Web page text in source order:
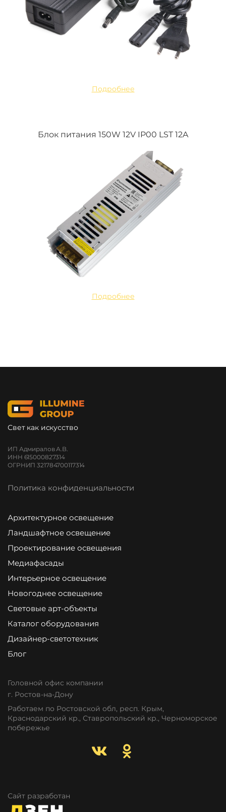
Подробнее
Блок питания 150W 12V IP00 LST 12A
Подробнее
Свет как искусство
ИП Адмиралов А.В.
ИНН 615000827314
ОГРНИП 321784700117314
Политика конфиденциальности
Архитектурное освещение
Ландшафтное освещение
Проектирование освещения
Медиафасады
Интерьерное освещение
Новогоднее освещение
Световые арт-объекты
Каталог оборудования
Дизайнер-светотехник
Блог
Головной офис компании
г. Ростов-на-Дону
Работаем по Ростовской обл, респ. Крым,
Краснодарский кр., Ставропольский кр., Черноморское
побережье
Сайт разработан